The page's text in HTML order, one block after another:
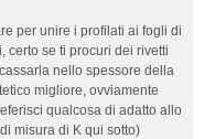
per unire i profilati ai fogli di
certo se ti procuri dei rivetti
nello spessore della
migliore, ovviamente
qualcosa di adatto allo
misura di K qui sotto)